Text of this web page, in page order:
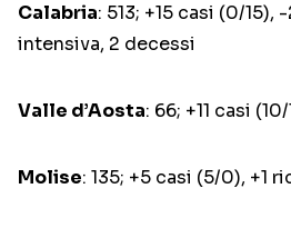
Calabria: 513; +15 casi (0/15),
intensiva, 2 decessi
Valle d’Aosta: 66; +11 casi (10/
Molise: 135; +5 casi (5/0), +1